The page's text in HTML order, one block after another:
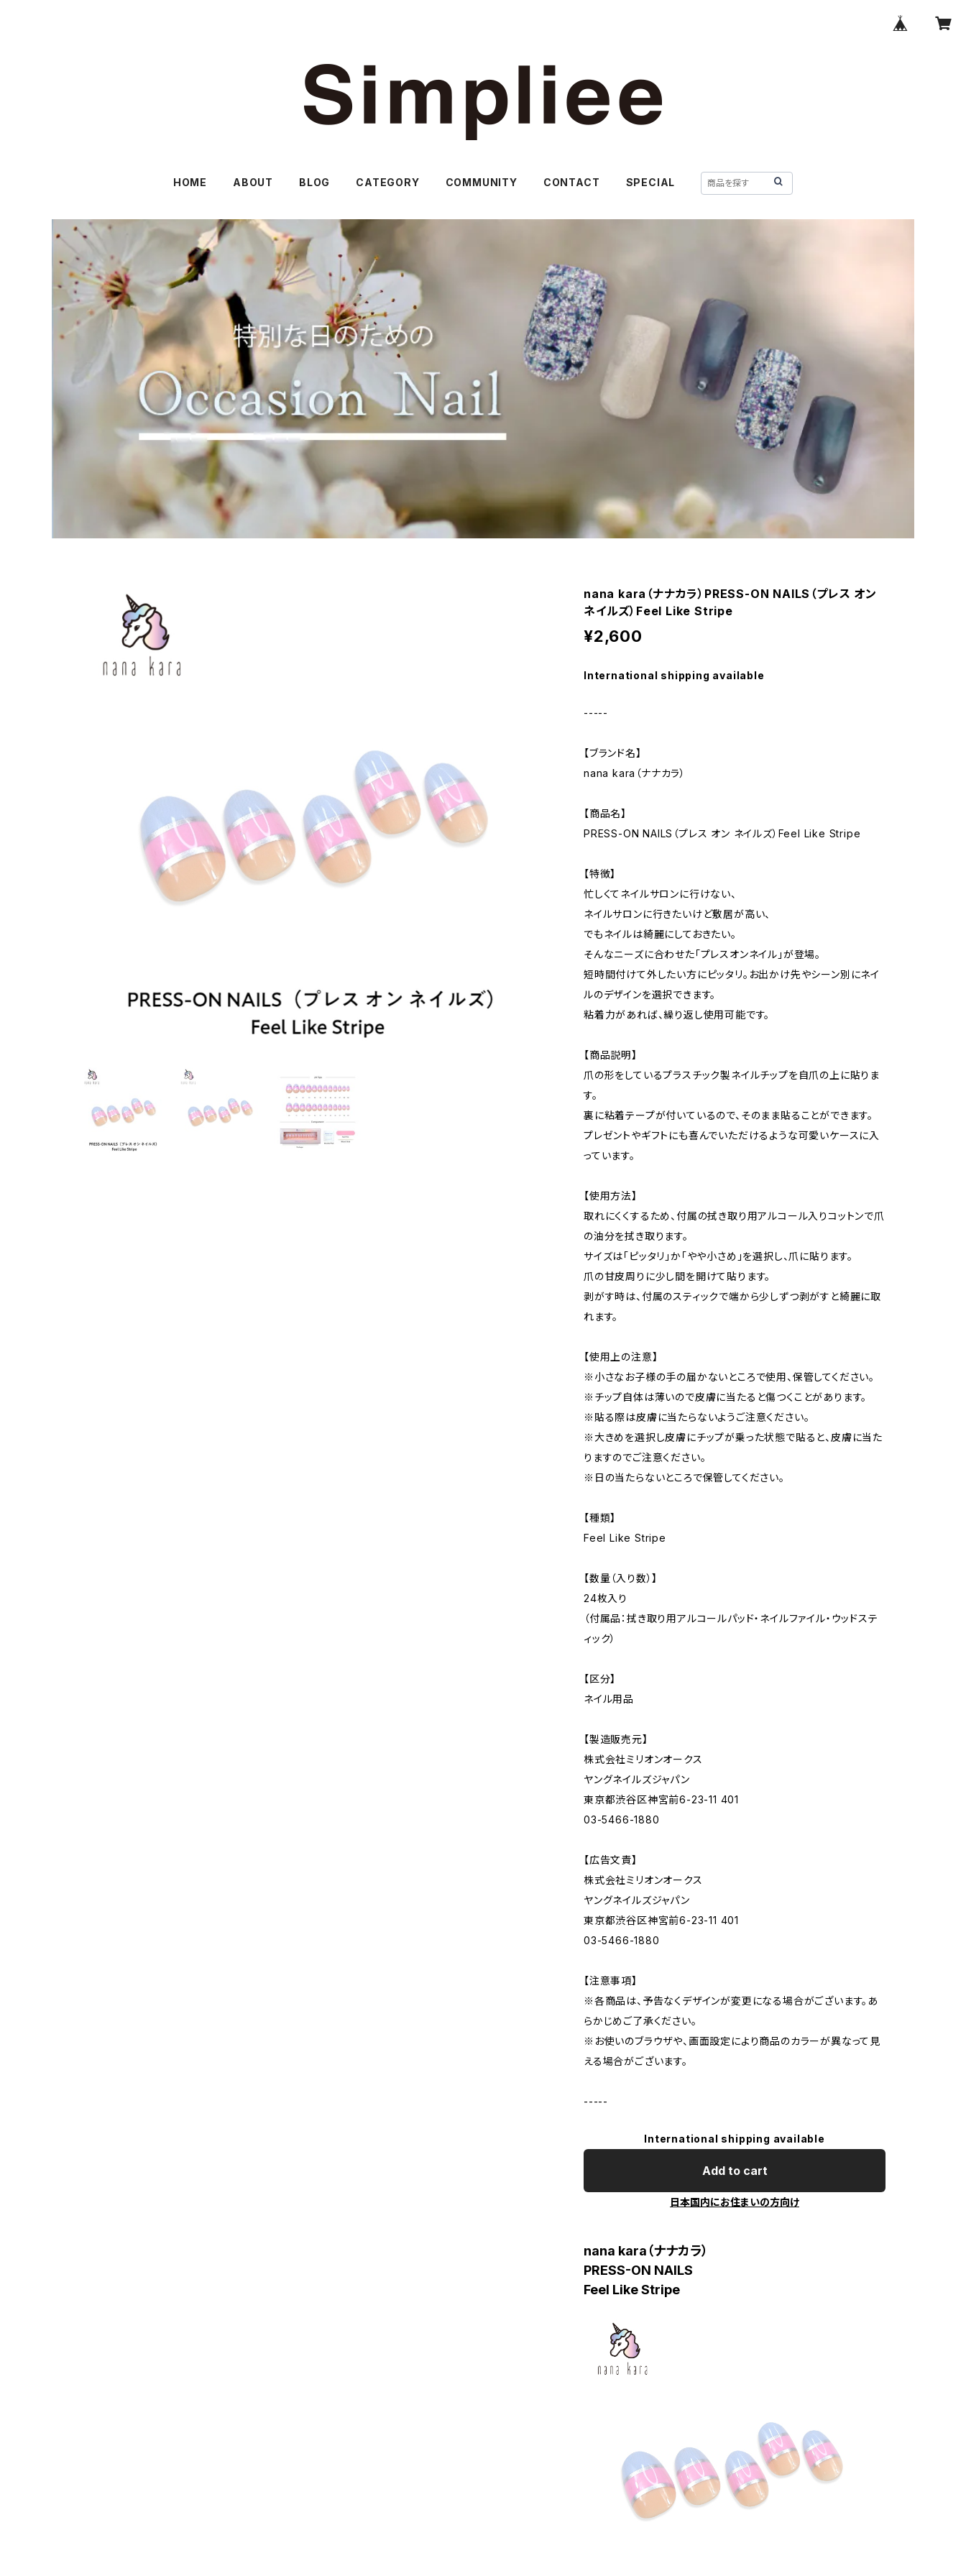
HOME ABOUT BLOG CATEGORY COMMUNITY CONTACT SPECIAL
nana kara（ナナカラ）PRESS-ON NAILS（プレス オン
ネイルズ）Feel Like Stripe
¥2,600
International shipping available
-----
【ブランド名】
nana kara（ナナカラ）
【商品名】
PRESS-ON NAILS（プレス オン ネイルズ）Feel Like Stripe
【特徴】
忙しくてネイルサロンに行けない、
ネイルサロンに行きたいけど敷居が高い、
でもネイルは綺麗にしておきたい。
そんなニーズに合わせた「プレスオンネイル」が登場。
短時間付けて外したい方にピッタリ。お出かけ先やシーン別にネイ
ルのデザインを選択できます。
粘着力があれば、繰り返し使用可能です。
【商品説明】
爪の形をしているプラスチック製ネイルチップを自爪の上に貼りま
す。
裏に粘着テープが付いているので、そのまま貼ることができます。
プレゼントやギフトにも喜んでいただけるような可愛いケースに入
っています。
【使用方法】
取れにくくするため、付属の拭き取り用アルコール入りコットンで爪
の油分を拭き取ります。
サイズは「ピッタリ」か「やや小さめ」を選択し、爪に貼ります。
爪の甘皮周りに少し間を開けて貼ります。
剥がす時は、付属のスティックで端から少しずつ剥がすと綺麗に取
れます。
【使用上の注意】
※小さなお子様の手の届かないところで使用、保管してください。
※チップ自体は薄いので皮膚に当たると傷つくことがあります。
※貼る際は皮膚に当たらないようご注意ください。
※大きめを選択し皮膚にチップが乗った状態で貼ると、皮膚に当た
りますのでご注意ください。
※日の当たらないところで保管してください。
【種類】
Feel Like Stripe
【数量（入り数）】
24枚入り
（付属品：拭き取り用アルコールパッド・ネイルファイル・ウッドステ
ィック）
【区分】
ネイル用品
【製造販売元】
株式会社ミリオンオークス
ヤングネイルズジャパン
東京都渋谷区神宮前6-23-11 401
03-5466-1880
【広告文責】
株式会社ミリオンオークス
ヤングネイルズジャパン
東京都渋谷区神宮前6-23-11 401
03-5466-1880
【注意事項】
※各商品は、予告なくデザインが変更になる場合がございます。あ
らかじめご了承ください。
※お使いのブラウザや、画面設定により商品のカラーが異なって見
える場合がございます。
-----
International shipping available
Add to cart
日本国内にお住まいの方向け
nana kara（ナナカラ）
PRESS-ON NAILS
Feel Like Stripe